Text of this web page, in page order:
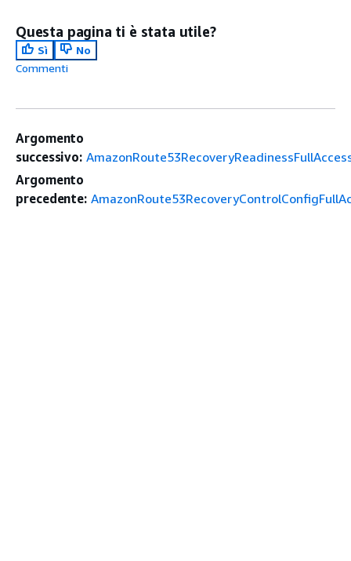
Questa pagina ti è stata utile?
Sì
No
Commenti
Argomento
successivo:
Argomento
precedente: